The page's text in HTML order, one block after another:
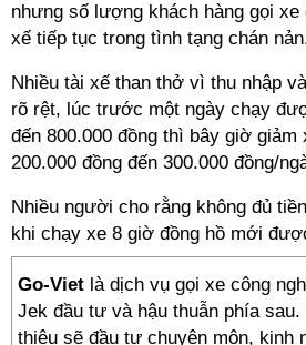
nhưng số lượng khách hàng gọi xe
xế tiếp tục trong tình tạng chán
Nhiều tài xế than thở vì thu nhập
rõ rệt, lúc trước một ngày chạy
đến 800.000 đồng thì bây giờ giảm
200.000 đồng đến 300.000 đồng/
Nhiều người cho rằng không đủ
khi chạy xe 8 giờ đồng hồ mới
Go-Viet là dịch vụ gọi xe công
Jek đầu tư và hậu thuẫn phía
thiệu sẽ đầu tư chuyên môn, kinh